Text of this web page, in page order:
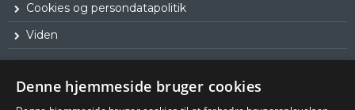
Cookies og persondatapolitik
Viden
Denne hjemmeside bruger cookies